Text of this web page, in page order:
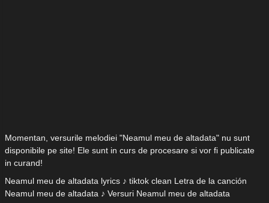
Momentan, versurile melodiei "Neamul meu de altadata" nu sunt
disponibile pe site! Ele sunt in curs de procesare si vor fi publicate
in curand!
Neamul meu de altadata lyrics ♪ tiktok clean Letra de la canción
Neamul meu de altadata ♪ Versuri Neamul meu de altadata